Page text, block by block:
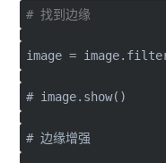
# 找到边缘
image =
# image.show()
# 边缘增强